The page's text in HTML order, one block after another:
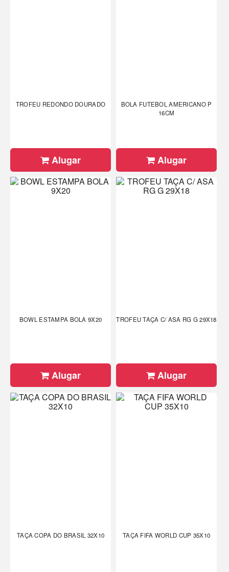
TROFEU REDONDO DOURADO
Alugar
BOLA FUTEBOL AMERICANO P
16CM
Alugar
BOWL ESTAMPA BOLA 9X20
Alugar
TROFEU TAÇA C/ ASA RG G 29X18
Alugar
TAÇA COPA DO BRASIL 32X10 TAÇA FIFA WORLD CUP 35X10